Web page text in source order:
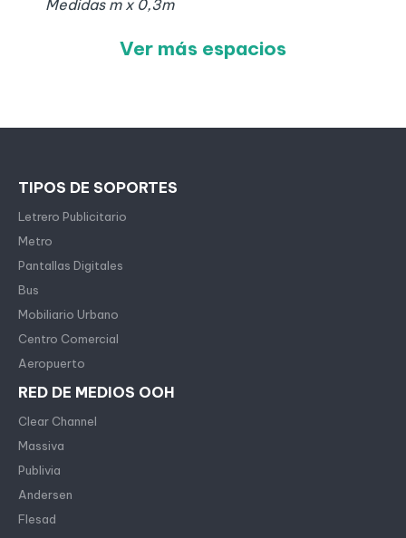
Medidas m x 0,3m
Ver más espacios
TIPOS DE SOPORTES
Letrero Publicitario
Metro
Pantallas Digitales
Bus
Mobiliario Urbano
Centro Comercial
Aeropuerto
RED DE MEDIOS OOH
Clear Channel
Massiva
Publivia
Andersen
Flesad